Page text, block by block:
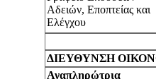
Αδειών, Εποπτείας και
Ελέγχου
ΔΙΕΥΘΥΝΣΗ
Αναπληρώτρια